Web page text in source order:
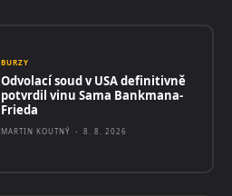
BURZY
Odvolací soud v USA definitivně
potvrdil vinu Sama Bankmana-
Frieda
MARTIN KOUTNÝ - 8. 8. 2026